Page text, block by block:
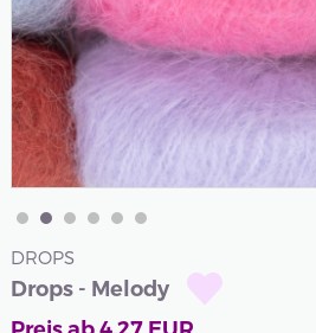
DROPS
Drops - Melody